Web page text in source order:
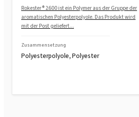
Rokester® 2600 ist ein Polymer aus der Gruppe der
aromatischen Polyesterpolyole. Das Produkt wird
mit der Post geliefert...
Zusammensetzung
Polyesterpolyole, Polyester